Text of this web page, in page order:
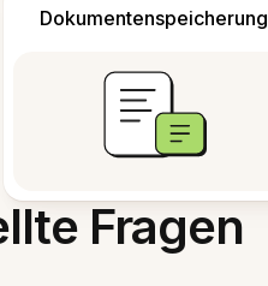
Dokumentenspeicherung
Fragen